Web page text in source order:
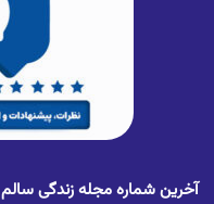
آخرین شماره مجله زندگی سالم